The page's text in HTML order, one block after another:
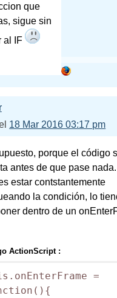
que
sigue sin
al IF
18 Mar 2016 03:17 pm
porque el código
antes de que pase
estar contstantemente
la condición, lo
dentro de un
ActionScript :
=